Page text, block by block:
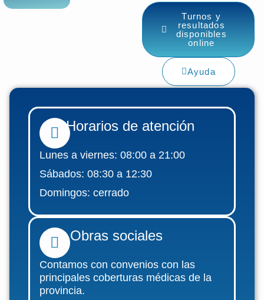
Turnos y
resultados
disponibles
online
Ayuda
Horarios de atención
Lunes a viernes: 08:00 a 21:00
Sábados: 08:30 a 12:30
Domingos: cerrado
Obras sociales
Contamos con convenios con las
principales coberturas médicas de la
provincia.